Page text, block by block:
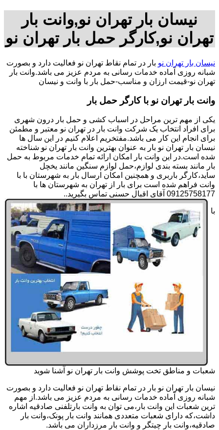
نیسان بار تهران نو,وانت بار
تهران نو,کارگر حمل بار تهران نو
نیسان بار تهران نو بار در تمام نقاط تهران نو فعالیت دارد و بصورت
شبانه روزی آماده خدمات رسانی به مردم عزیز می باشد.وانت بار
تهران نو-قیمت ارزان و مناسب-حمل بار با وانت و نیسان
وانت بار تهران نو با کارگر حمل بار
یکی از مهم ترین مراحل در اسباب کشی و حمل بار درون شهری
برای افراد انتخاب یک شرکت وانت بار در تهران نو معتبر و مطمئن
برای انجام این کار می باشد.مفتخریم اعلام کنیم در این سال ها
نیسان بار تهران نو بار به عنوان بهترین وانت بار تهران نو شناخته
شده است.در این وانت بار امکان ارائه تمام خدمات مربوط به حمل
بار مانند بسته بندی لوازم،حمل لوازم سنگین مانند یخچل
ساید،کارگر باربری و همچنین امکان ارسال بار به شهرستان با با
وانت فراهم شده است برای بار از تهران به شهرستان ها با
09125758177 آقای اقبال حسنی تماس بگیرید..
با
شعبات و مناطق تخت پوشش وانت بار تهران نو آشنا شوید
نیسان بار تهران نو بار در تمام نقاط تهران نو فعالیت دارد و بصورت
شبانه روزی آماده خدمات رسانی به مردم عزیز می باشد.از مهم
ترین شعبات این وانت بار،می توان به وانت بارتلفنی صادقیه اشاره
داشت،که دارای شعبات متعددی همانند وانت بار پونک،وانت بار
صادقیه،وانت بار چیتگر و وانت بار مرزداران می باشد.